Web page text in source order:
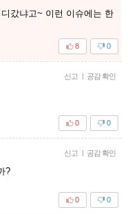
갔냐고~ 이런 이슈에는 한
0
8
신고 | 공감 확인
0
0
신고 | 공감 확인
?
0
0